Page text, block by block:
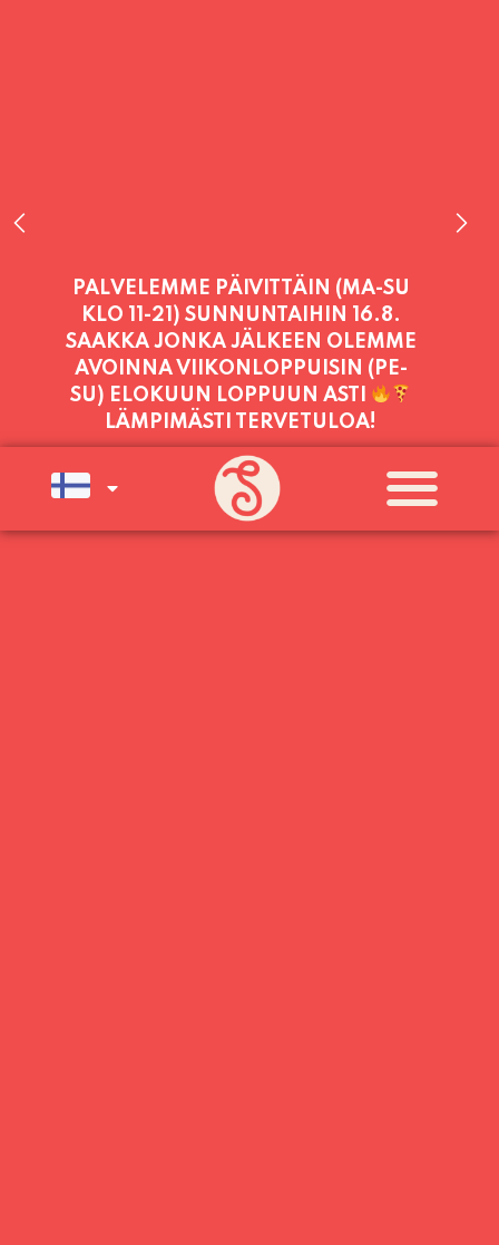
PALVELEMME TÄNÄÄN:
PERJANTAI11:00 - 21:00
PALVELEMME PÄIVITTÄIN (MA-SU
KLO 11-21) SUNNUNTAIHIN 16.8.
SAAKKA JONKA JÄLKEEN OLEMME
AVOINNA VIIKONLOPPUISIN (PE-
SU) ELOKUUN LOPPUUN ASTI
LÄMPIMÄSTI TERVETULOA!